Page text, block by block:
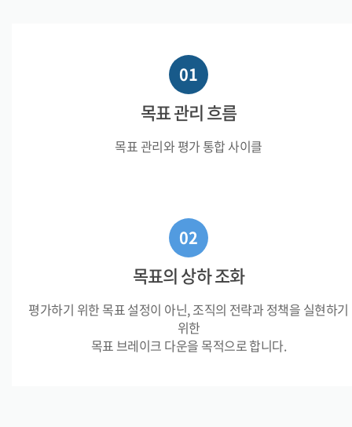
목표 관리 흐름
목표 관리와 평가 통합 사이클
목표의 상하 조화
평가하기 위한 목표 설정이 아닌, 조직의 전략과 정책을 실현하기
위한
목표 브레이크 다운을 목적으로 합니다.